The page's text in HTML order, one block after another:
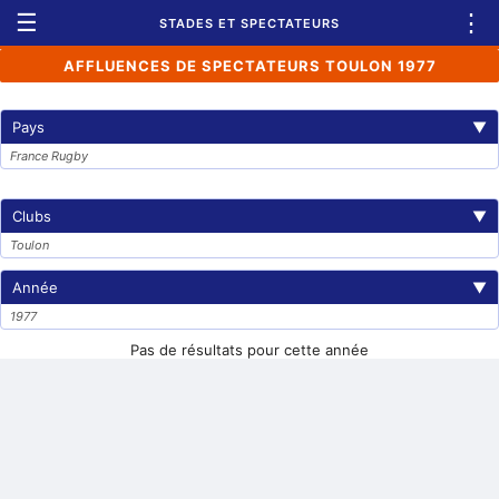
☰ STADES ET SPECTATEURS ⋮
AFFLUENCES DE SPECTATEURS TOULON 1977
Pays ▼
France Rugby
Clubs ▼
Toulon
Année ▼
1977
Pas de résultats pour cette année